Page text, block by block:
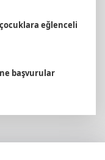
çocuklara eğlenceli
başvurular